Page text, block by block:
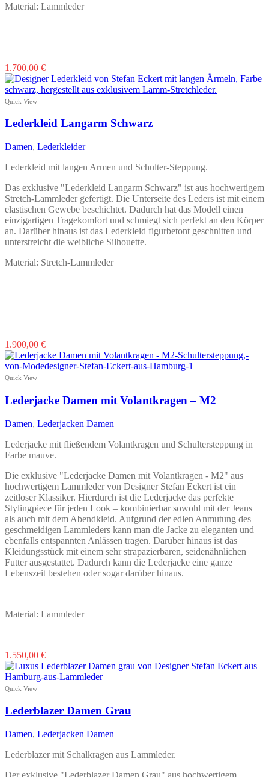
Material: Lammleder
1.700,00 €Dieses
Produkt
weist
auf.
Optionen
können
auf
Produktseite
gewählt
werden
Quick View
Lederkleid Langarm Schwarz
Damen, Lederkleider
Lederkleid mit langen Armen und Schulter-Steppung.
Das exklusive "Lederkleid Langarm Schwarz" ist aus hochwertigem
Stretch-Lammleder gefertigt. Die Unterseite des Leders ist mit einem
elastischen Gewebe beschichtet. Dadurch hat das Modell einen
einzigartigen Tragekomfort und schmiegt sich perfekt an den Körper
an. Darüber hinaus ist das Lederkleid figurbetont geschnitten und
unterstreicht die weibliche Silhouette.
Material: Stretch-Lammleder
1.900,00 €Dieses
Produkt
weist
auf.
Die
Optionen
können
auf
der
gewählt
werden
Quick View
Lederjacke Damen mit Volantkragen – M2
Damen, Lederjacken Damen
Lederjacke mit fließendem Volantkragen und Schultersteppung in
Farbe mauve.
Die exklusive "Lederjacke Damen mit Volantkragen - M2" aus
hochwertigem Lammleder von Designer Stefan Eckert ist ein
zeitloser Klassiker. Hierdurch ist die Lederjacke das perfekte
Stylingpiece für jeden Look – kombinierbar sowohl mit der Jeans
als auch mit dem Abendkleid. Aufgrund der edlen Anmutung des
geschmeidigen Lammleders kann man die Jacke zu eleganten und
ebenfalls entspannten Anlässen tragen. Darüber hinaus ist das
Kleidungsstück mit einem sehr strapazierbaren, seidenähnlichen
Futter ausgestattet. Dadurch kann die Lederjacke eine ganze
Lebenszeit bestehen oder sogar darüber hinaus.
Material: Lammleder
1.550,00 €Dieses
Produkt
weist
auf.
Optionen
können
auf
Produktseite
Quick View
Lederblazer Damen Grau
Damen, Lederjacken Damen
Lederblazer mit Schalkragen aus Lammleder.
Der exklusive "Lederblazer Damen Grau" aus hochwertigem